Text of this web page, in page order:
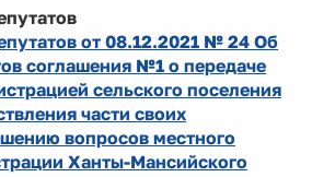
от 08.12.2021 № 24 Об
соглашения №1 о передаче
сельского поселения
части своих
вопросов местного
Ханты-Мансийского